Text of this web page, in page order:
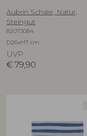
Aubrin Schale, Natur,
Steingut
82073084
D26xH7 cm
UVP
€ 79,90